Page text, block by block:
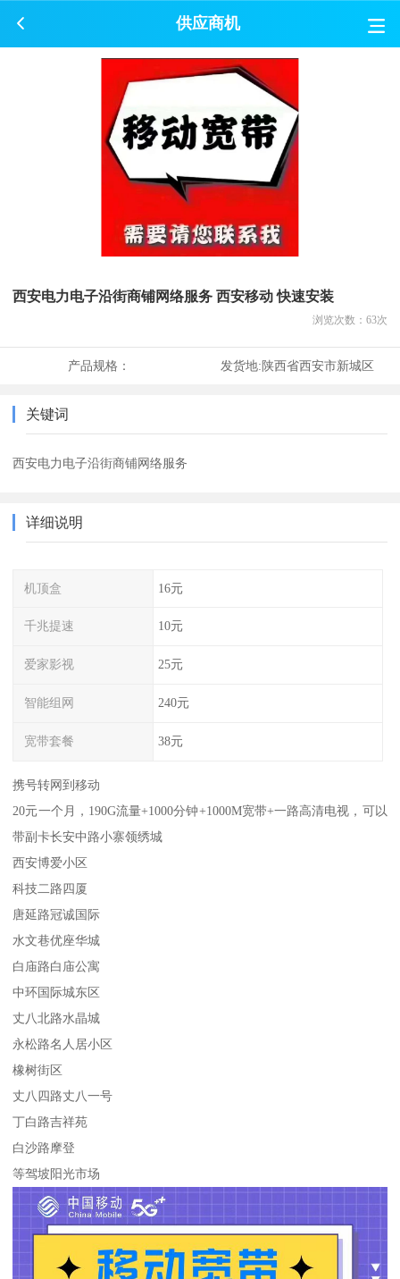
供应商机
西安电力电子沿街商铺网络服务 西安移动 快速安装
浏览次数： 63次
产品规格： 发货地:陕西省西安市新城区
关键词
西安电力电子沿街商铺网络服务
详细说明
机顶盒 16元
千兆提速 10元
爱家影视 25元
智能组网 240元
宽带套餐 38元
携号转网到移动
20元一个月，190G流量+1000分钟+1000M宽带+一路高清电视，可以
带副卡长安中路小寨领绣城
西安博爱小区
科技二路四厦
唐延路冠诚国际
水文巷优座华城
白庙路白庙公寓
中环国际城东区
丈八北路水晶城
永松路名人居小区
橡树街区
丈八四路丈八一号
丁白路吉祥苑
白沙路摩登
等驾坡阳光市场